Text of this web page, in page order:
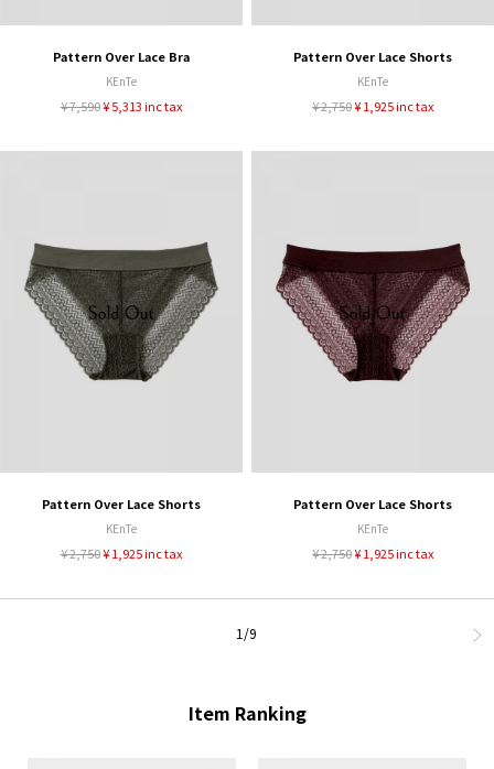
Pattern Over Lace Bra
KEnTe
¥ 7,590¥ 5,313 inc tax
Pattern Over Lace Shorts
KEnTe
¥ 2,750¥ 1,925 inc tax
Pattern Over Lace Shorts
KEnTe
¥ 2,750¥ 1,925 inc tax
Pattern Over Lace Shorts
KEnTe
¥ 2,750¥ 1,925 inc tax
1/9
Item Ranking